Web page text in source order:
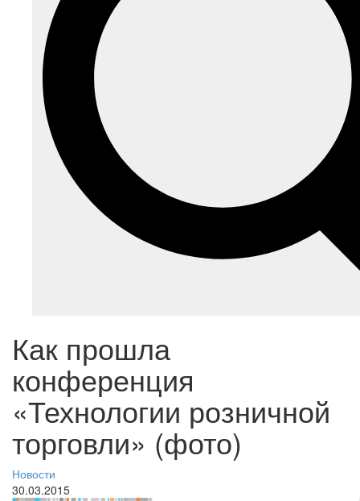
Как прошла
конференция
«Технологии розничной
торговли» (фото)
Новости
30.03.2015